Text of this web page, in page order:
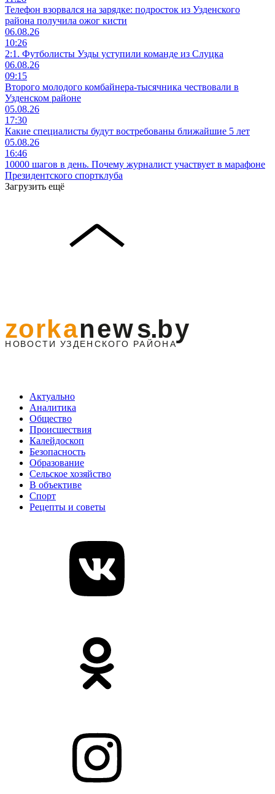
Телефон взорвался на зарядке: подросток из Узденского
района получила ожог кисти
06.08.26
10:26
2:1. Футболисты Узды уступили команде из Слуцка
06.08.26
09:15
Второго молодого комбайнера-тысячника чествовали в
Узденском районе
05.08.26
17:30
Какие специалисты будут востребованы ближайшие 5 лет
05.08.26
16:46
10000 шагов в день. Почему журналист участвует в марафоне
Президентского спортклуба
Загрузить ещё
Актуально
Аналитика
Общество
Происшествия
Калейдоскоп
Безопасность
Образование
Сельское хозяйство
В объективе
Спорт
Рецепты и советы